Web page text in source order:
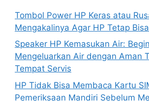
Tombol Power HP Keras atau
Mengakalinya Agar HP Tetap
Speaker HP Kemasukan Air:
Mengeluarkan Air dengan Aman
Tempat Servis
HP Tidak Bisa Membaca Kartu
Pemeriksaan Mandiri Sebelum